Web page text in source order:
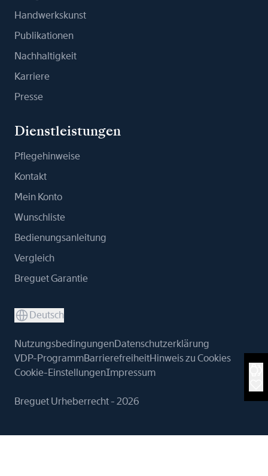
Handwerkskunst
Publikationen
Nachhaltigkeit
Karriere
Presse
Dienstleistungen
Pflegehinweise
Kontakt
Mein Konto
Wunschliste
Bedienungsanleitung
Vergleich
Breguet Garantie
Deutsch
NutzungsbedingungenDatenschutzerklärung
VDP-ProgrammBarrierefreiheitHinweis zu Cookies
Cookie-EinstellungenImpressum
Breguet Urheberrecht - 2026